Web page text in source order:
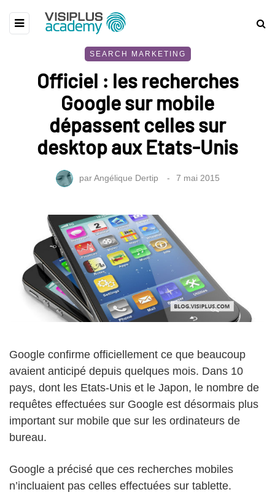
SEARCH MARKETING
Officiel : les recherches
Google sur mobile
dépassent celles sur
desktop aux Etats-Unis
parAngélique Dertip 7 mai 2015
Google confirme officiellement ce que beaucoup
avaient anticipé depuis quelques mois. Dans 10
pays, dont les Etats-Unis et le Japon, le nombre de
requêtes effectuées sur Google est désormais plus
important sur mobile que sur les ordinateurs de
bureau.
Google a précisé que ces recherches mobiles
n’incluaient pas celles effectuées sur tablette.